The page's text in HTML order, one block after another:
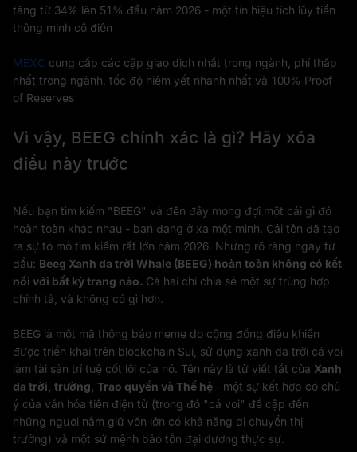
tăng từ 34% lên 51% đầu năm 2026 - một tín hiệu tích lũy tiền
thông minh cổ điển
MEXC cung cấp các cặp giao dịch nhất trong ngành, phí thấp
nhất trong ngành, tốc độ niêm yết nhanh nhất và 100% Proof
of Reserves
Vì vậy, BEEG chính xác là gì? Hãy xóa
điều này trước
Nếu bạn tìm kiếm "BEEG" và đến đây mong đợi một cái gì đó
hoàn toàn khác nhau - bạn đang ở xa một mình. Cái tên đã tạo
ra sự tò mò tìm kiếm rất lớn năm 2026. Nhưng rõ ràng ngay từ
đầu: Beeg Xanh da trời Whale (BEEG) hoàn toàn không có kết
nối với bất kỳ trang nào. Cả hai chỉ chia sẻ một sự trùng hợp
chính tả, và không có gì hơn.
BEEG là một mã thông báo meme do cộng đồng điều khiển
được triển khai trên blockchain Sui, sử dụng xanh da trời cá voi
làm tài sản trí tuệ cốt lõi của nó. Tên này là từ viết tắt của Xanh
da trời, trường, Trao quyền và Thế hệ - một sự kết hợp có chủ
ý của văn hóa tiền điện tử (trong đó "cá voi" đề cập đến
những người nắm giữ vốn lớn có khả năng di chuyển thị
trường) và một sứ mệnh bảo tồn đại dương thực sự.